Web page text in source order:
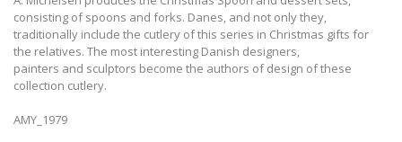
consisting of spoons and forks. Danes, and not only they,
traditionally include the cutlery of this series in Christmas gifts for
the relatives. The most interesting Danish designers,
painters and sculptors become the authors of design of these
collection cutlery.
AMY_1979